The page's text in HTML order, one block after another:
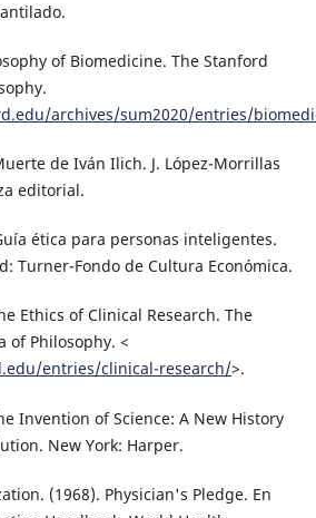
of Biomedicine. The Stanford
archives/sum2020/entries/
de Iván Ilich. J. López-Morrillas
editorial.
ética para personas inteligentes.
Turner-Fondo de Cultura Económica.
Ethics of Clinical Research. The
of Philosophy. <
entries/clinical-research/>.
Invention of Science: A New History
New York: Harper.
(1968). Physician's Pledge. En